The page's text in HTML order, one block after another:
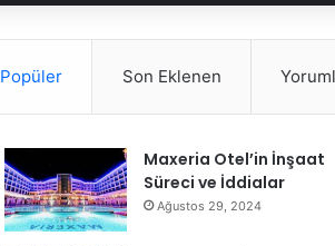
Popüler Son Eklenen
Maxeria Otel’in İnşaat
Süreci ve İddialar
Ağustos 29, 2024